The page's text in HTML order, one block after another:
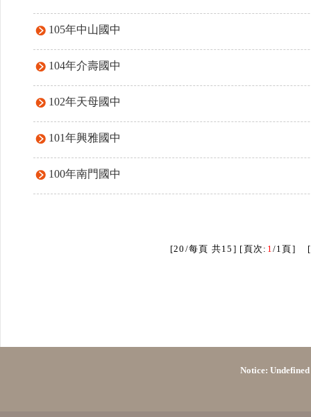
105年中山國中
104年介壽國中
102年天母國中
101年興雅國中
100年南門國中
[20/每頁 共15] [頁次: 1 /1頁] [
Notice: